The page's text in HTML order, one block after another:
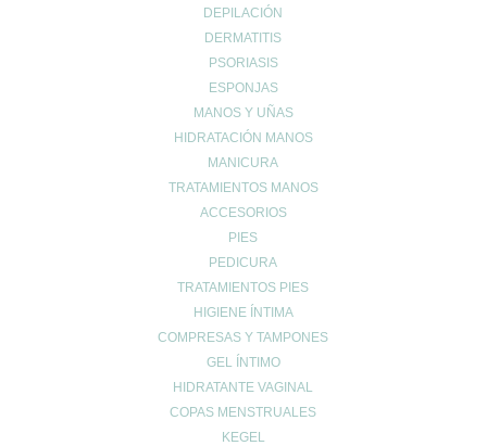
DEPILACIÓN
DERMATITIS
PSORIASIS
ESPONJAS
MANOS Y UÑAS
HIDRATACIÓN MANOS
MANICURA
TRATAMIENTOS MANOS
ACCESORIOS
PIES
PEDICURA
TRATAMIENTOS PIES
HIGIENE ÍNTIMA
COMPRESAS Y TAMPONES
GEL ÍNTIMO
HIDRATANTE VAGINAL
COPAS MENSTRUALES
KEGEL
médico en las primeras semanas...
Buscar
descuentos black friday